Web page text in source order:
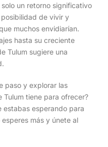
un retorno significativo
de vivir y
muchos envidiarían.
hasta su creciente
Tulum sugiere una
paso y explorar las
Tulum tiene para ofrecer?
estabas esperando para
más y únete al